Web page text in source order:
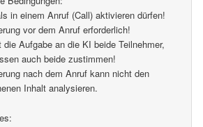
in einem Anruf (Call) aktivieren dürfen!
vor dem Anruf erforderlich!
die Aufgabe an die KI beide Teilnehmer,
auch beide zustimmen!
nach dem Anruf kann nicht den
Inhalt analysieren.